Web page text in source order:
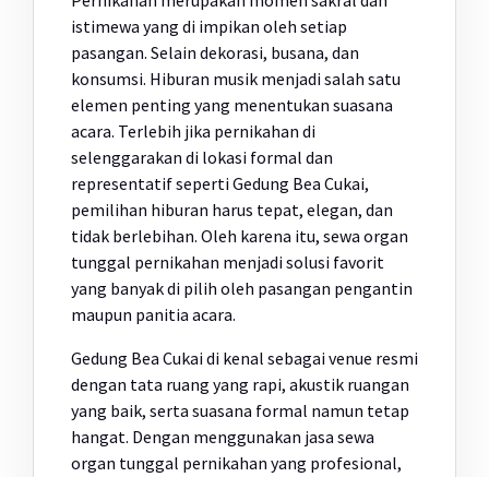
istimewa yang di impikan oleh setiap
pasangan. Selain dekorasi, busana, dan
konsumsi. Hiburan musik menjadi salah satu
elemen penting yang menentukan suasana
acara. Terlebih jika pernikahan di
selenggarakan di lokasi formal dan
representatif seperti Gedung Bea Cukai,
pemilihan hiburan harus tepat, elegan, dan
tidak berlebihan. Oleh karena itu, sewa organ
tunggal pernikahan menjadi solusi favorit
yang banyak di pilih oleh pasangan pengantin
maupun panitia acara.
Gedung Bea Cukai di kenal sebagai venue resmi
dengan tata ruang yang rapi, akustik ruangan
yang baik, serta suasana formal namun tetap
hangat. Dengan menggunakan jasa sewa
organ tunggal pernikahan yang profesional,